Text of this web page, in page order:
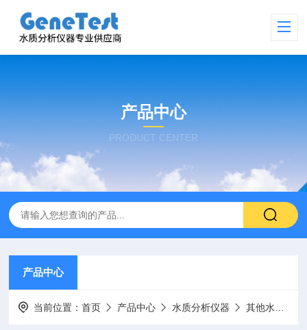
产品中心
PRODUCT CENTER
产品中心
当前位置：首页 产品中心 水质分析仪器 其他水质分析仪及配件